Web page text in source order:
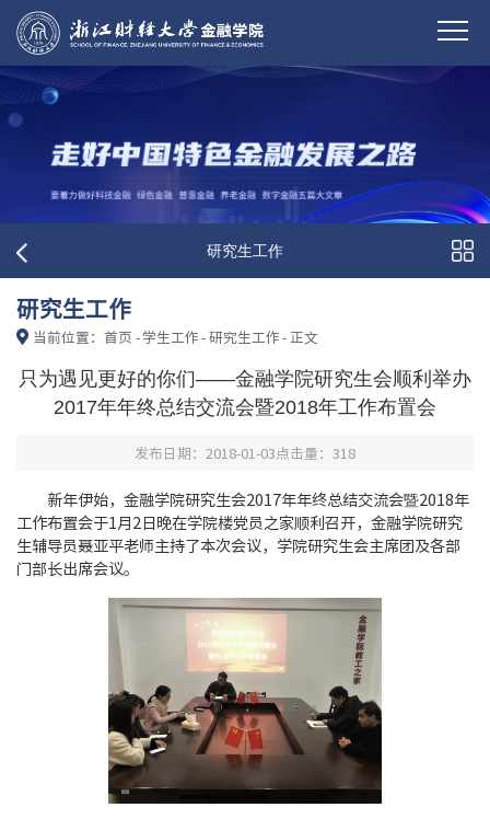
研究生工作
研究生工作
当前位置：首页 -学生工作-研究生工作-正文
只为遇见更好的你们——金融学院研究生会顺利举办
2017年年终总结交流会暨2018年工作布置会
发布日期：2018-01-03点击量： 318
新年伊始，金融学院研究生会2017年年终总结交流会暨2018年
工作布置会于1月2日晚在学院楼党员之家顺利召开，金融学院研究
生辅导员聂亚平老师主持了本次会议，学院研究生会主席团及各部
门部长出席会议。